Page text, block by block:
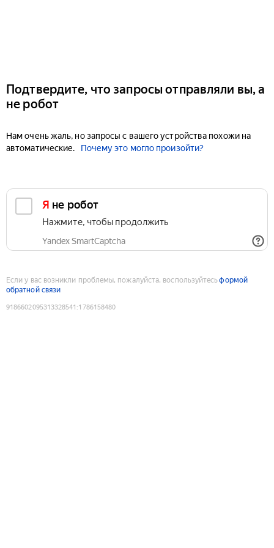
Подтвердите, что запросы отправляли вы, а
не робот
Нам очень жаль, но запросы с вашего устройства похожи на
автоматические.
Почему это могло произойти?
Я не робот
Нажмите, чтобы продолжить
Yandex SmartCaptcha
Если у вас возникли проблемы, пожалуйста, воспользуйтесьформой
обратной связи
9186602095313328541 :1786158480